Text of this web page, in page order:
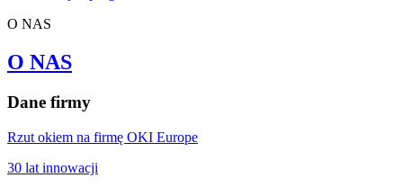
O NAS
O NAS
Dane firmy
Rzut okiem na firmę OKI Europe
30 lat innowacji